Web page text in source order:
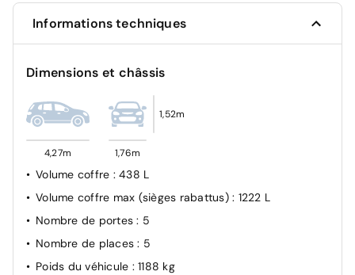
Programme électronique de stabilisation avec contre-
Blocage électronique de différentiel XDS
Oeillets de retenue ISOFIX pour sièges pour enfants
sur sièges AR extérieurs et sur siège passager AV,
compatibles i-Size
Ceinture de sécurité 3 points pour la place arrière
centrale
Antidémarrage électronique
Airbags rideaux à l'AV et à l'AR, airbags latéraux à l'AV,
airbag central
Kit anti-crevaison
Informations techniques
Dimensions et châssis
4,27m 1,76m
1,52m
Volume coffre : 438 L
Volume coffre max (sièges rabattus) : 1222 L
Nombre de portes: 5
Nombre de places: 5
Poids du véhicule : 1188 kg